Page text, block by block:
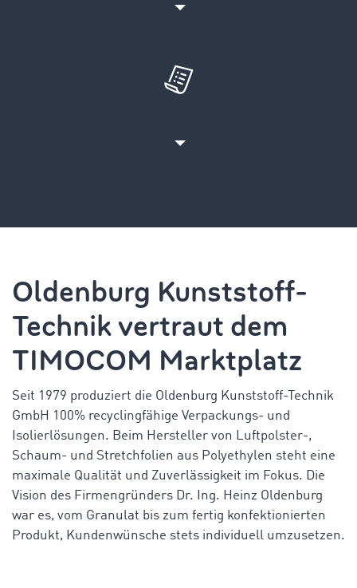
Oldenburg Kunststoff-
Technik vertraut dem
TIMOCOM Marktplatz
Seit 1979 produziert die Oldenburg Kunststoff-Technik
GmbH 100% recyclingfähige Verpackungs- und
Isolierlösungen. Beim Hersteller von Luftpolster-,
Schaum- und Stretchfolien aus Polyethylen steht eine
maximale Qualität und Zuverlässigkeit im Fokus. Die
Vision des Firmengründers Dr. Ing. Heinz Oldenburg
war es, vom Granulat bis zum fertig konfektionierten
Produkt, Kundenwünsche stets individuell umzusetzen.